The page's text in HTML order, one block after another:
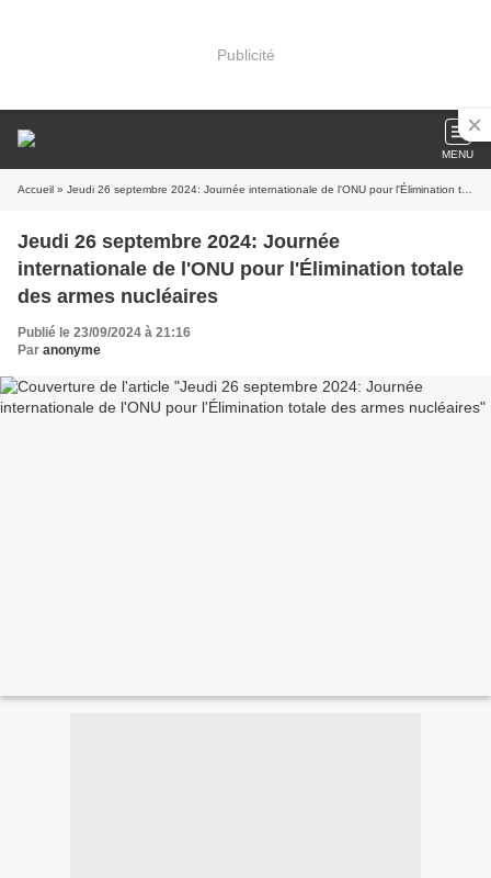
Publicité
MENU
Accueil » Jeudi 26 septembre 2024: Journée internationale de l'ONU pour l'Élimination totale des armes nucléaires
Jeudi 26 septembre 2024: Journée
internationale de l'ONU pour l'Élimination totale
des armes nucléaires
Publié le 23/09/2024 à 21:16
Par anonyme